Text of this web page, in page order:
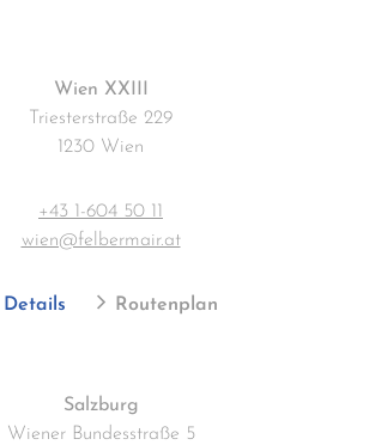
Wien XXIII
Triesterstraße 229
1230 Wien
+43 1-604 50 11
wien@felbermair.at
Details Routenplan
Salzburg
Wiener Bundesstraße 5